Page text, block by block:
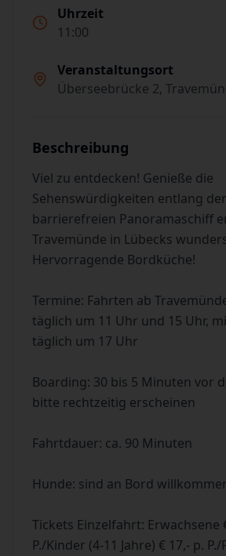
Uhrzeit
11:00
Veranstaltungsort
Überseebrücke 2,
Beschreibung
Viel zu entdecken! Genieße die
Sehenswürdigkeiten entlang
barrierefreien Panoramaschiff
Travemünde in Lübecks
Hervorragende Bordküche!
Termine: Fahrten ab
täglich um 11 Uhr und 15 Uhr,
täglich um 17 Uhr
Boarding: 30 bis 5 Minuten vor
bitte rechtzeitig erscheinen
Fahrtdauer: ca. 90 Minuten
Hunde: sind an Bord
Tickets Einzelfahrt: Erwachsene
P./Kinder (4-11 Jahre) € 17,- p.